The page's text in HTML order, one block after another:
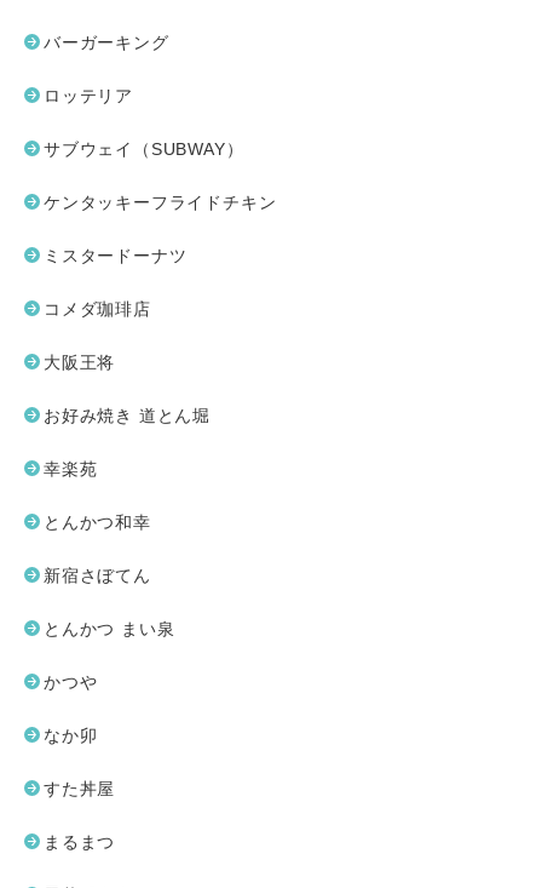
バーガーキング
ロッテリア
サブウェイ（SUBWAY）
ケンタッキーフライドチキン
ミスタードーナツ
コメダ珈琲店
大阪王将
お好み焼き 道とん堀
幸楽苑
とんかつ和幸
新宿さぼてん
とんかつ まい泉
かつや
なか卯
すた丼屋
まるまつ